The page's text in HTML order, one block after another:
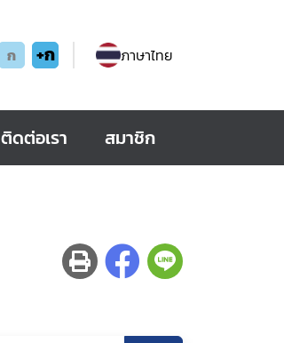
ก +ก ภาษาไทย
ติดต่อเรา สมาชิก